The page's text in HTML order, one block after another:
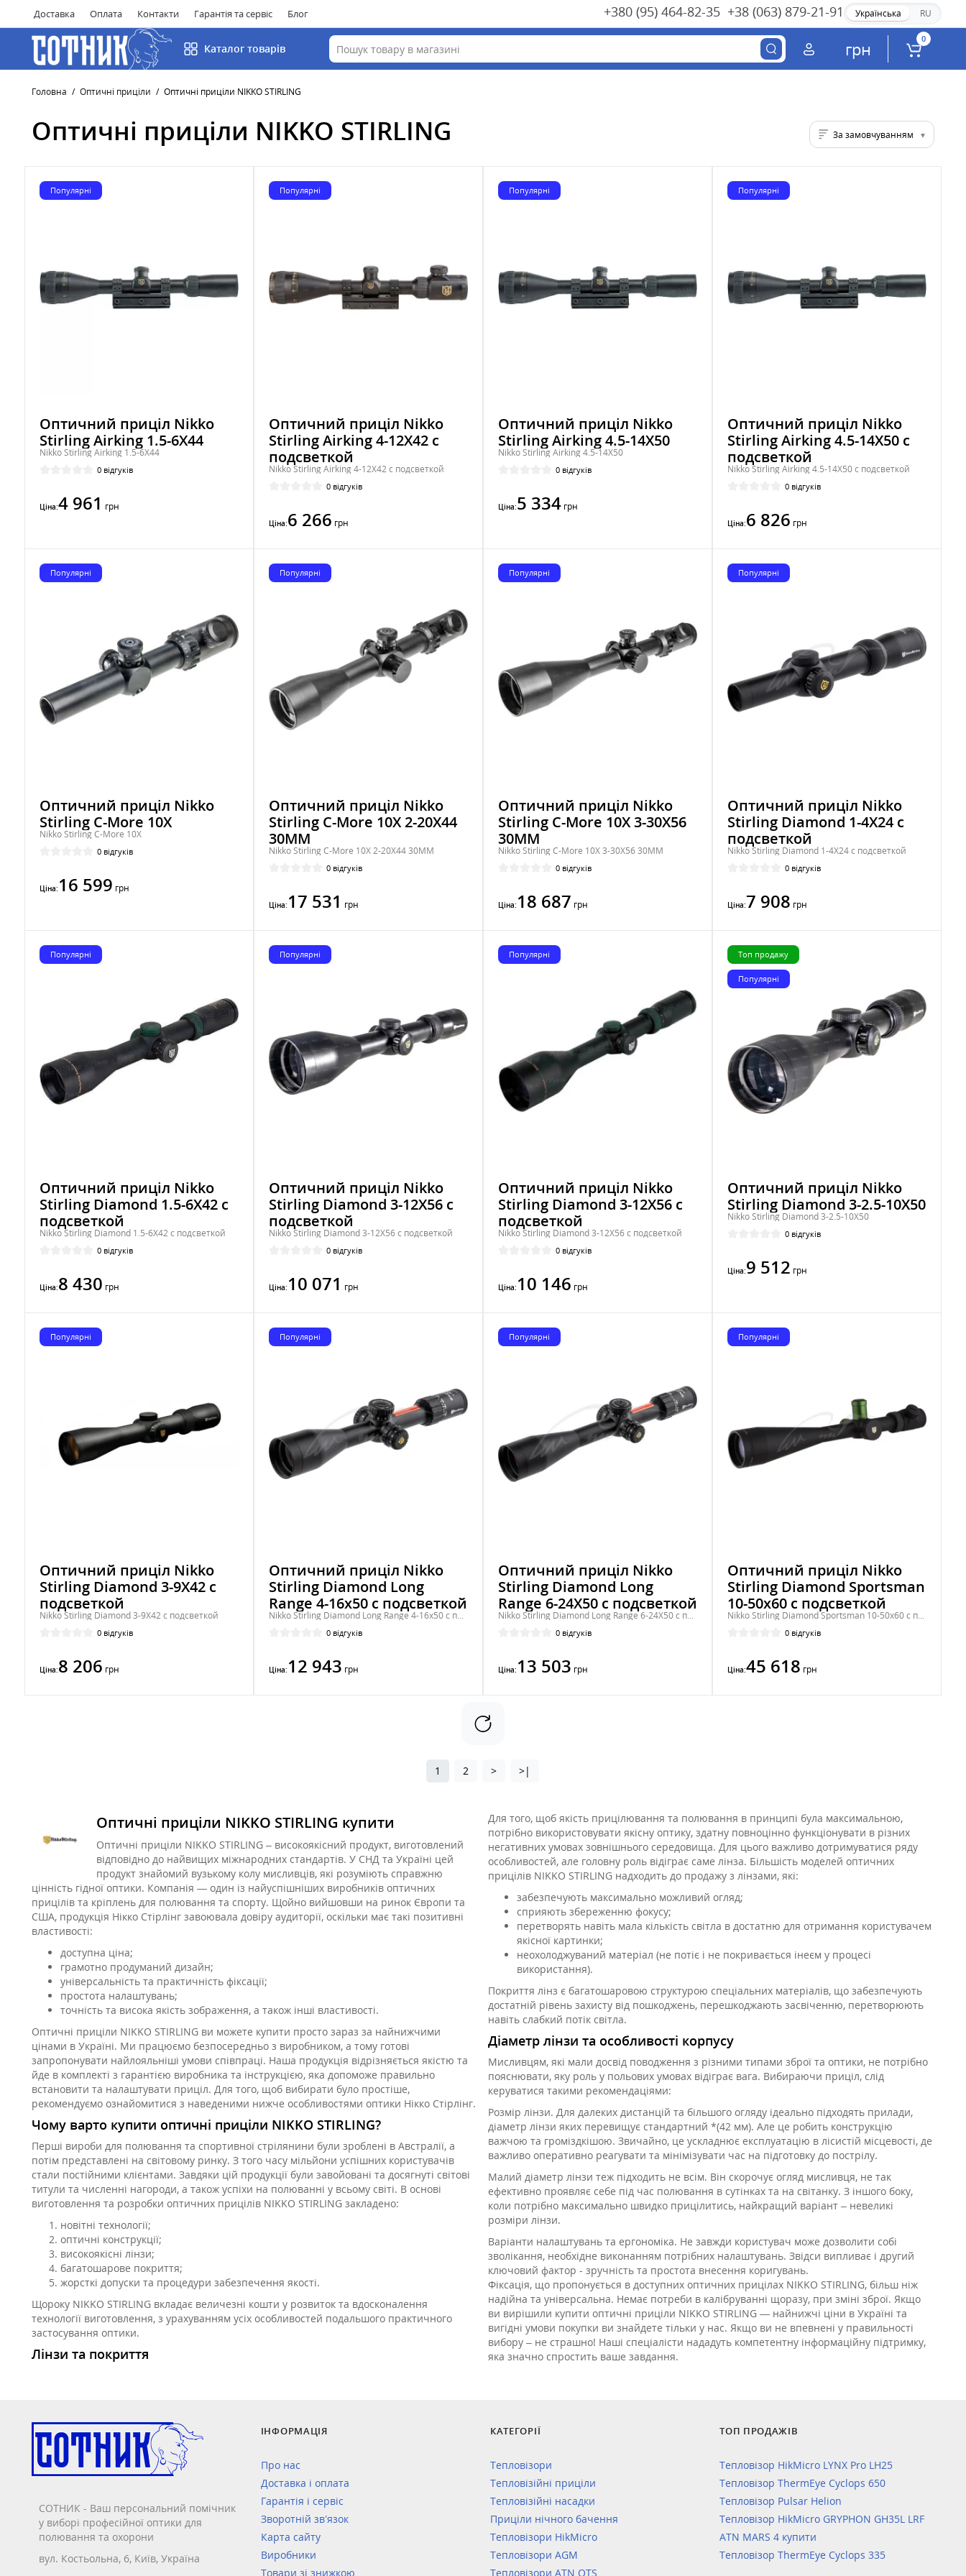
Доставка Оплата Контакти Гарантія та сервіс Блог Українська RU
+380 (95) 464-82-35 +38 (063) 879-21-91
Каталог товарів грн 0
Головна Оптичні приціли Оптичні приціли NIKKO STIRLING
Оптичні приціли NIKKO STIRLING За замовчуванням
Популярні
Оптичний приціл Nikko
Stirling Airking 1.5-6X44
Nikko Stirling Airking 1.5-6X44
0 відгуків
Ціна:4 961 грн
Популярні
Оптичний приціл Nikko
Stirling Airking 4-12X42 с
подсветкой
Nikko Stirling Airking 4-12X42 с подсветкой
0 відгуків
Ціна:6 266 грн
Популярні
Оптичний приціл Nikko
Stirling Airking 4.5-14Х50
Nikko Stirling Airking 4.5-14Х50
0 відгуків
Ціна:5 334грн
Популярні
Оптичний приціл Nikko
Stirling Airking 4.5-14Х50 с
подсветкой
Nikko Stirling Airking 4.5-14Х50 с подсветкой
0 відгуків
Ціна:6 826 грн
Популярні
Оптичний приціл Nikko
Stirling C-More 10X
Nikko Stirling C-More 10X
0 відгуків
Ціна: 16 599 грн
Популярні
Оптичний приціл Nikko
Stirling C-More 10X 2-20X44
30ММ
Nikko Stirling C-More 10X 2-20X44 30ММ
0 відгуків
Ціна: 17 531 грн
Популярні
Оптичний приціл Nikko
Stirling C-More 10X 3-30X56
30ММ
Nikko Stirling C-More 10X 3-30X56 30ММ
0 відгуків
Ціна: 18 687 грн
Популярні
Оптичний приціл Nikko
Stirling Diamond 1-4Х24 с
подсветкой
Nikko Stirling Diamond 1-4Х24 с подсветкой
0 відгуків
Ціна:7 908 грн
Популярні
Оптичний приціл Nikko
Stirling Diamond 1.5-6X42 с
подсветкой
Nikko Stirling Diamond 1.5-6X42 с подсветкой
0 відгуків
Ціна:8 430 грн
Популярні
Оптичний приціл Nikko
Stirling Diamond 3-12X56 с
подсветкой
Nikko Stirling Diamond 3-12X56 с подсветкой
0 відгуків
Ціна: 10 071 грн
Популярні
Оптичний приціл Nikko
Stirling Diamond 3-12Х56 с
подсветкой
Nikko Stirling Diamond 3-12Х56 с подсветкой
0 відгуків
Ціна: 10 146 грн
Топ продажу
Популярні
Оптичний приціл Nikko
Stirling Diamond 3-2.5-10X50
Nikko Stirling Diamond 3-2.5-10X50
0 відгуків
Ціна:9 512 грн
Популярні
Оптичний приціл Nikko
Stirling Diamond 3-9X42 с
подсветкой
Nikko Stirling Diamond 3-9X42 с подсветкой
0 відгуків
Ціна:8 206 грн
Популярні
Оптичний приціл Nikko
Stirling Diamond Long
Range 4-16x50 с подсветкой
Nikko Stirling Diamond Long Range 4-16x50 с подсветкой
0 відгуків
Ціна: 12 943 грн
Популярні
Оптичний приціл Nikko
Stirling Diamond Long
Range 6-24X50 с подсветкой
Nikko Stirling Diamond Long Range 6-24X50 с подсветкой
0 відгуків
Ціна: 13 503 грн
Популярні
Оптичний приціл Nikko
Stirling Diamond Sportsman
10-50x60 с подсветкой
Nikko Stirling Diamond Sportsman 10-50x60 с подсветкой
0 відгуків
Ціна:45 618 грн
1 2 > >|
Оптичні приціли NIKKO STIRLING купити
Оптичні приціли NIKKO STIRLING – високоякісний продукт, виготовлений
відповідно до найвищих міжнародних стандартів. У СНД та Україні цей
продукт знайомий вузькому колу мисливців, які розуміють справжню
цінність гідної оптики. Компанія — один із найуспішніших виробників оптичних
прицілів та кріплень для полювання та спорту. Щойно вийшовши на ринок Європи та
США, продукція Нікко Стірлінг завоювала довіру аудиторії, оскільки має такі позитивні
властивості:
доступна ціна;
грамотно продуманий дизайн;
універсальність та практичність фіксації;
простота налаштувань;
точність та висока якість зображення, а також інші властивості.
Оптичні приціли NIKKO STIRLING ви можете купити просто зараз за найнижчими
цінами в Україні. Ми працюємо безпосередньо з виробником, а тому готові
запропонувати найлояльніші умови співпраці. Наша продукція відрізняється якістю та
йде в комплекті з гарантією виробника та інструкцією, яка допоможе правильно
встановити та налаштувати приціл. Для того, щоб вибирати було простіше,
рекомендуємо ознайомитися з наведеними нижче особливостями оптики Нікко Стірлінг.
Чому варто купити оптичні приціли NIKKO STIRLING?
Перші вироби для полювання та спортивної стрілянини були зроблені в Австралії, а
потім представлені на світовому ринку. З того часу мільйони успішних користувачів
стали постійними клієнтами. Завдяки цій продукції були завойовані та досягнуті світові
титули та численні нагороди, а також успіхи на полюванні у всьому світі. В основі
виготовлення та розробки оптичних прицілів NIKKO STIRLING закладено:
новітні технології;
оптичні конструкції;
високоякісні лінзи;
багатошарове покриття;
жорсткі допуски та процедури забезпечення якості.
Щороку NIKKO STIRLING вкладає величезні кошти у розвиток та вдосконалення
технології виготовлення, з урахуванням усіх особливостей подальшого практичного
застосування оптики.
Лінзи та покриття
Для того, щоб якість прицілювання та полювання в принципі була максимальною,
потрібно використовувати якісну оптику, здатну повноцінно функціонувати в різних
негативних умовах зовнішнього середовища. Для цього важливо дотримуватися ряду
особливостей, але головну роль відіграє саме лінза. Більшість моделей оптичних
прицілів NIKKO STIRLING надходить до продажу з лінзами, які:
забезпечують максимально можливий огляд;
сприяють збереженню фокусу;
перетворять навіть мала кількість світла в достатню для отримання користувачем
якісної картинки;
неохолоджуваний матеріал (не потіє і не покривається інеєм у процесі
використання).
Покриття лінз є багатошаровою структурою спеціальних матеріалів, що забезпечують
достатній рівень захисту від пошкоджень, перешкоджають засвіченню, перетворюють
навіть слабкий потік світла.
Діаметр лінзи та особливості корпусу
Мисливцям, які мали досвід поводження з різними типами зброї та оптики, не потрібно
пояснювати, яку роль у польових умовах відіграє вага. Вибираючи приціл, слід
керуватися такими рекомендаціями:
Розмір лінзи. Для далеких дистанцій та більшого огляду ідеально підходять прилади,
діаметр лінзи яких перевищує стандартний *(42 мм). Але це робить конструкцію
важчою та громіздкішою. Звичайно, це ускладнює експлуатацію в лісистій місцевості, де
важливо оперативно реагувати та мінімізувати час на підготовку до пострілу.
Малий діаметр лінзи теж підходить не всім. Він скорочує огляд мисливця, не так
ефективно проявляє себе під час полювання в сутінках та на світанку. З іншого боку,
коли потрібно максимально швидко прицілитись, найкращий варіант – невеликі
розміри лінзи.
Варіанти налаштувань та ергономіка. Не завжди користувач може дозволити собі
зволікання, необхідне виконанням потрібних налаштувань. Звідси випливає і другий
ключовий фактор - зручність та простота внесення коригувань.
Фіксація, що пропонується в доступних оптичних прицілах NIKKO STIRLING, більш ніж
надійна та універсальна. Немає потреби в калібруванні щоразу, при зміні зброї. Якщо
ви вирішили купити оптичні приціли NIKKO STIRLING — найнижчі ціни в Україні та
вигідні умови покупки ви знайдете тільки у нас. Якщо ви не впевнені у правильності
вибору – не страшно! Наші спеціалісти нададуть компетентну інформаційну підтримку,
яка значно спростить ваше завдання.
СОТНИК - Ваш персональний помічник
у виборі професійної оптики для
полювання та охорони
вул. Костьольна, 6, Київ, Україна
ІНФОРМАЦІЯ
Про нас
Доставка і оплата
Гарантія і сервіс
Зворотній зв’язок
Карта сайту
Виробники
Товари зі знижкою
КАТЕГОРІЇ
Тепловізори
Тепловізійні приціли
Тепловізійні насадки
Приціли нічного бачення
Тепловізори HikMicro
Тепловізори AGM
Тепловізори ATN OTS
ТОП ПРОДАЖІВ
Тепловізор HikMicro LYNX Pro LH25
Тепловізор ThermEye Cyclops 650
Тепловізор Pulsar Helion
Тепловізор HikMicro GRYPHON GH35L LRF
ATN MARS 4 купити
Тепловізор ThermEye Cyclops 335